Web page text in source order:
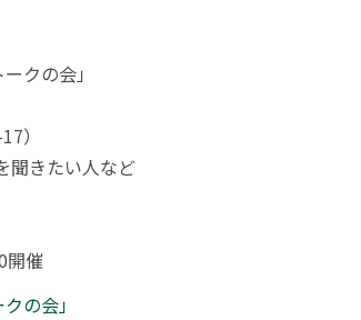
クの会」
）
聞きたい人など
開催
の会」